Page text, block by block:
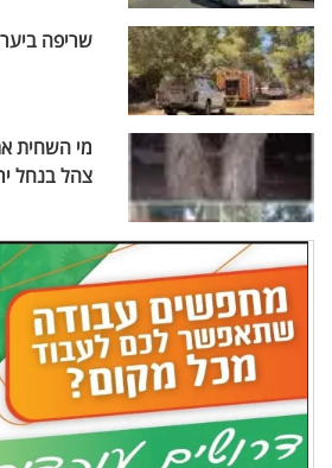
שריפה
מי השחית
צהל בנחל